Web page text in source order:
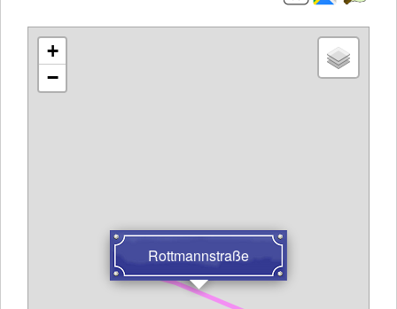
Rottmannstraße
+
−